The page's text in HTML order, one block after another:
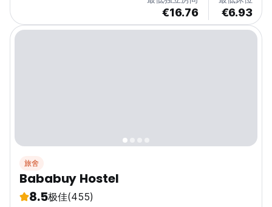
€16.76 €6.93
旅舍
Bababuy Hostel
8.5极佳(455)